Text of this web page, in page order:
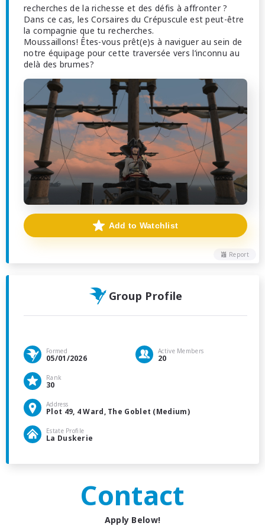
recherches de la richesse et des défis à affronter ?
Dans ce cas, les Corsaires du Crépuscule est peut-être
la compagnie que tu recherches.
Moussaillons! Êtes-vous prêt(e)s à naviguer au sein de
notre équipage pour cette traversée vers l’inconnu au
delà des brumes?
Report
Add to Watchlist
Group Profile
Formed
05/01/2026
Active Members
20
Rank
30
Address
Plot 49, 4 Ward, The Goblet (Medium)
Estate Profile
La Duskerie
Contact
Apply Below!